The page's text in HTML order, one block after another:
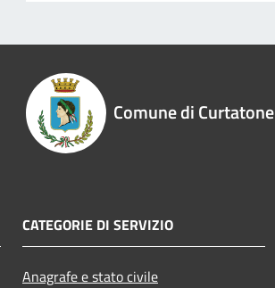
Comune di Curtatone
CATEGORIE DI SERVIZIO
Anagrafe e stato civile